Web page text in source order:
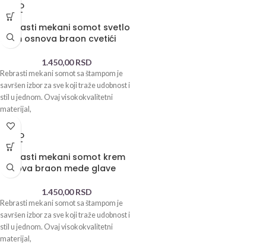
SOLD
OUT
Rebrasti mekani somot svetlo
krem osnova braon cvetići
1.450,00RSD
Rebrasti mekani somot sa štampom je
savršen izbor za sve koji traže udobnost i
stil u jednom. Ovaj visokokvalitetni
materijal,
SOLD
OUT
Rebrasti mekani somot krem
osnova braon mede glave
1.450,00RSD
Rebrasti mekani somot sa štampom je
savršen izbor za sve koji traže udobnost i
stil u jednom. Ovaj visokokvalitetni
materijal,